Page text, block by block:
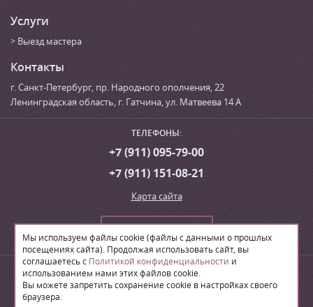
Мы используем файлы cookie (файлы с данными о прошлых
посещениях сайта). Продолжая использовать сайт, вы
соглашаетесь с Политикой конфиденциальности и
использованием нами этих файлов cookie.
Вы можете запретить сохранение cookie в настройках своего
браузера.
Услуги
Выезд мастера
Контакты
г. Санкт-Петербург, пр. Народного ополчения, 22
Ленинградская область, г. Гатчина,ул. Матвеева 14 А
ТЕЛЕФОНЫ:
+7 (911) 095-79-00
+7 (911) 151-08-21
Карта сайта
Сделать заказ
© 2026 Производственная компания «ЛВН»